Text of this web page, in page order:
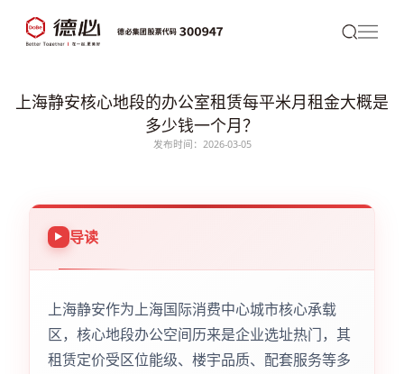
上海静安核心地段的办公室租赁每平米月租金大概是
多少钱一个月？
发布时间：2026-03-05
导读
上海静安作为上海国际消费中心城市核心承载
区，核心地段办公空间历来是企业选址热门，其
租赁定价受区位能级、楼宇品质、配套服务等多